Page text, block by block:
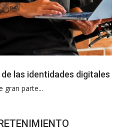
las identidades digitales
gran parte...